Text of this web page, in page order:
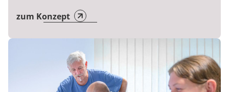
zum Konzept